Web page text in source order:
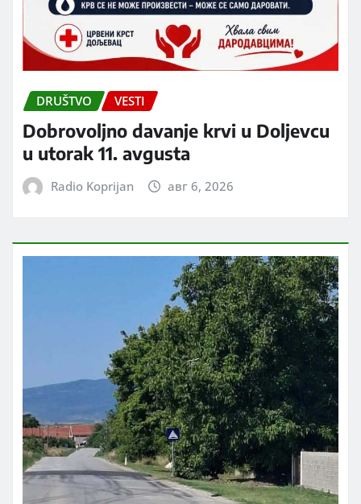
DRUŠTVO VESTI
Dobrovoljno davanje krvi u Doljevcu
u utorak 11. avgusta
Radio Koprijan авг 6, 2026